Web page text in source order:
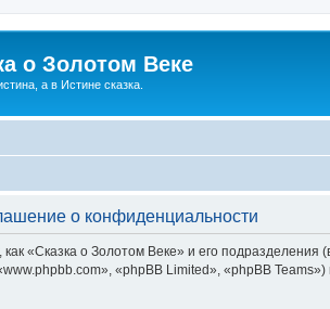
о Золотом Веке
а в Истине сказка.
о конфиденциальности
«Сказка о Золотом Веке» и его
«phpBB Limited», «phpBB